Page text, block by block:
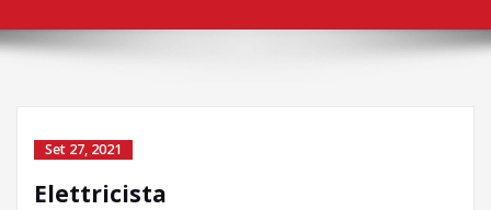
Set 27, 2021
Elettricista